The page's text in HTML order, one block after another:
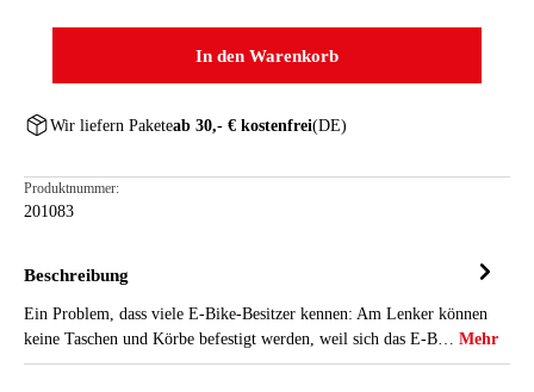
In den Warenkorb
Wir liefern Paketeab 30,- € kostenfrei(DE)
Produktnummer:
201083
Beschreibung
Ein Problem, dass viele E-Bike-Besitzer kennen: Am Lenker können
keine Taschen und Körbe befestigt werden, weil sich das E-B… Mehr